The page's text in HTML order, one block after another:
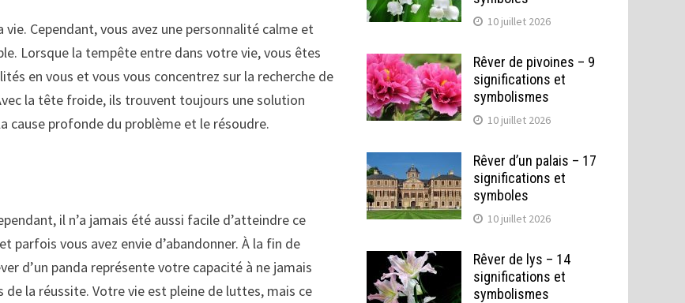
Cependant, vous avez une personnalité calme et
Lorsque la tempête entre dans votre vie, vous êtes
en vous et vous vous concentrez sur la recherche de
la tête froide, ils trouvent toujours une solution
cause profonde du problème et le résoudre.
il n’a jamais été aussi facile d’atteindre ce
parfois vous avez envie d’abandonner. À la fin de
d’un panda représente votre capacité à ne jamais
la réussite. Votre vie est pleine de luttes, mais ce
10 juillet 2026
Rêver de pivoines – 9
significations et
symbolismes
10 juillet 2026
Rêver d’un palais – 17
significations et
symboles
10 juillet 2026
Rêver de lys – 14
significations et
symbolismes